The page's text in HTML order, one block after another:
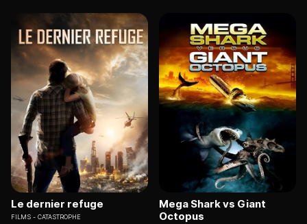
Le dernier refuge
FILMS CATASTROPHE
Mega Shark vs Giant
Octopus